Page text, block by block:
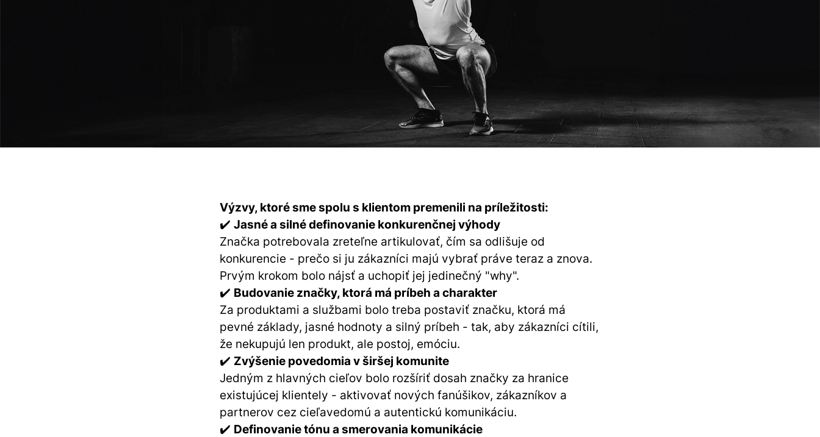
Výzvy, ktoré sme spolu s klientom premenili na príležitosti:
✔️ Jasné a silné definovanie konkurenčnej výhody
Značka potrebovala zreteľne artikulovať, čím sa odlišuje od
konkurencie - prečo si ju zákazníci majú vybrať práve teraz a znova.
Prvým krokom bolo nájsť a uchopiť jej jedinečný "why".
✔️ Budovanie značky, ktorá má príbeh a charakter
Za produktami a službami bolo treba postaviť značku, ktorá má
pevné základy, jasné hodnoty a silný príbeh - tak, aby zákazníci cítili,
že nekupujú len produkt, ale postoj, emóciu.
✔️ Zvýšenie povedomia v širšej komunite
Jedným z hlavných cieľov bolo rozšíriť dosah značky za hranice
existujúcej klientely - aktivovať nových fanúšikov, zákazníkov a
partnerov cez cieľavedomú a autentickú komunikáciu.
✔️ Definovanie tónu a smerovania komunikácie